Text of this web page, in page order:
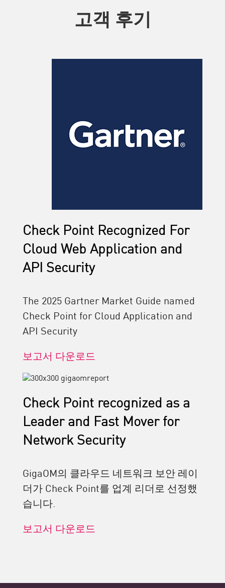
고객 후기
Check Point Recognized For
Cloud Web Application and
API Security
The 2025 Gartner Market Guide named
Check Point for Cloud Application and
API Security
보고서 다운로드
Check Point recognized as a
Leader and Fast Mover for
Network Security
GigaOM의 클라우드 네트워크 보안 레이
더가 Check Point를 업계 리더로 선정했
습니다.
보고서 다운로드